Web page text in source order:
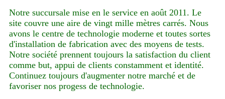
Notre succursale mise en le service en août 2011. Le
site couvre une aire de vingt mille mètres carrés. Nous
avons le centre de technologie moderne et toutes sortes
d'installation de fabrication avec des moyens de tests.
Notre société prennent toujours la satisfaction du client
comme but, appui de clients constamment et identité.
Continuez toujours d'augmenter notre marché et de
favoriser nos progess de technologie.